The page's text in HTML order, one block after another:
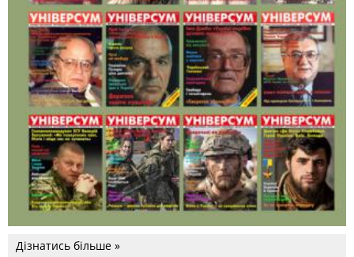
Дізнатись більше »